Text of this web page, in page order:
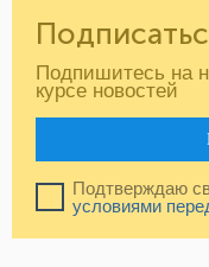
Подпишитесь на
курсе новостей
Подтверждаю
условиями